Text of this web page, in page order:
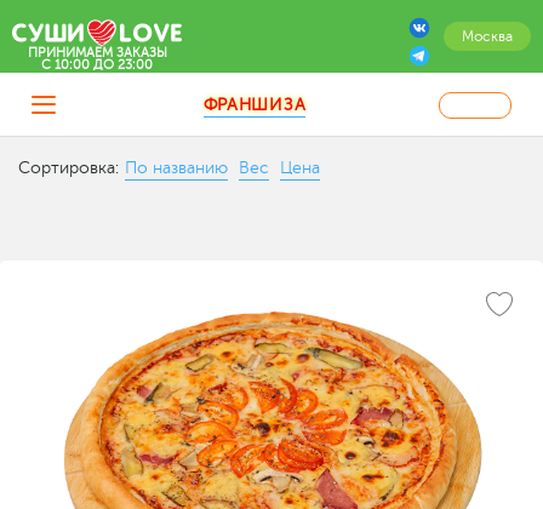
Москва
ПРИНИМАЕМ ЗАКАЗЫ
C 10:00 ДО 23:00
ФРАНШИЗА
Сортировка: По названию Вес Цена